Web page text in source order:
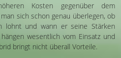
Kosten gegenüber dem
sich schon genau überlegen, ob
lohnt und wann er seine Stärken
wesentlich vom Einsatz und
bringt nicht überall Vorteile.